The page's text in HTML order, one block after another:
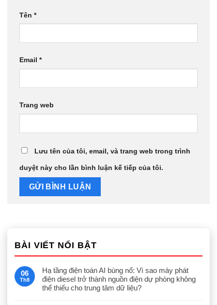
Tên *
Email *
Trang web
Lưu tên của tôi, email, và trang web trong trình
duyệt này cho lần bình luận kế tiếp của tôi.
BÀI VIẾT NỔI BẬT
06
Th8
Hạ tầng điện toán AI bùng nổ: Vì sao máy phát
điện diesel trở thành nguồn điện dự phòng không
thể thiếu cho trung tâm dữ liệu?